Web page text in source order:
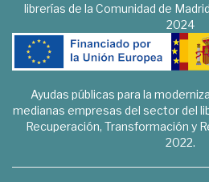
librerías de la Comunidad de
2024
Ayudas públicas para la
medianas empresas del sector del
Recuperación, Transformación y
2022.